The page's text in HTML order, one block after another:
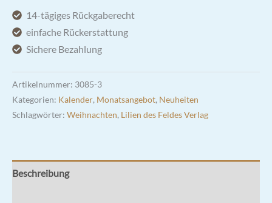
14-tägiges Rückgaberecht
einfache Rückerstattung
Sichere Bezahlung
Artikelnummer: 3085-3
Kategorien: Kalender, Monatsangebot, Neuheiten
Schlagwörter: Weihnachten, Lilien des Feldes Verlag
Beschreibung